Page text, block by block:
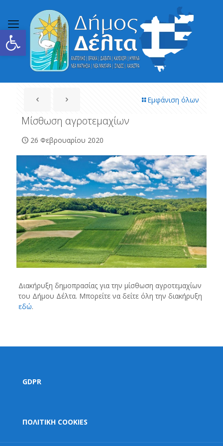
Ανοίξτε τη γραμμή εργαλείων
Εμφάνιση όλων
Μίσθωση αγροτεμαχίων
26 Φεβρουαρίου 2020
Διακήρυξη δημοπρασίας για την μίσθωση αγροτεμαχίων
του Δήμου Δέλτα. Μπορείτε να δείτε όλη την διακήρυξη
εδώ.
GDPR
ΠΟΛΙΤΙΚΗ COOKIES